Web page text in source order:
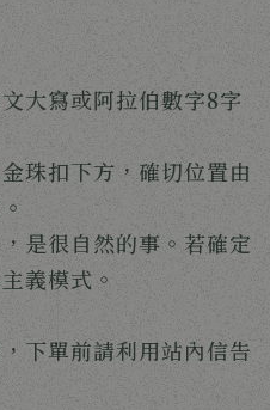
大寫或阿拉伯數字8字
珠扣下方，確切位置由
是很自然的事。若確定
義模式。
下單前請利用站內信告